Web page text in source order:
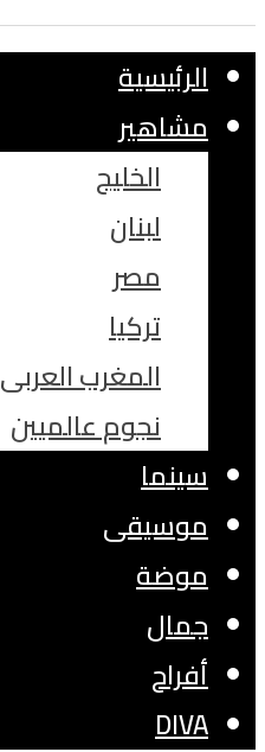
الرئيسية
مشاهير
الخليج
لبنان
مصر
تركيا
المغرب العربى
نجوم عالميين
سينما
موسيقى
موضة
جمال
أفراح
DIVA